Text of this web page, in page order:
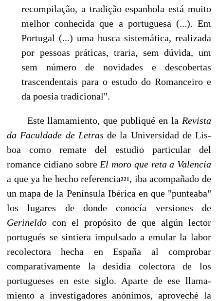
recompilação, a tradição espanhola está muito
melhor conhecida que a portuguesa (...). Em
Portugal (...) uma busca sistemática, realizada
por pessoas práticas, traria, sem dúvida, um
sem número de novidades e descobertas
trascendentais para o estudo do Romanceiro e
da poesia tradicional".
Este llamamiento, que publiqué en la Revista
da Faculdade de Letras de la Universidad de Lis­
boa como remate del estudio particular del
romance cidiano sobre El moro que reta a Valencia
a que ya he hecho referencia221 , iba acompañado de
un mapa de la Península Ibérica en que "pun­teaba"
los lugares de donde conocía versiones de
Gerineldo con el propósito de que algún lector
portugués se sintiera impulsado a emular la labor
recolectora hecha en España al comprobar
comparativamente la desidia colectora de los
portugueses en este siglo. Aparte de ese llama­
miento a investigadores anónimos, aproveché la